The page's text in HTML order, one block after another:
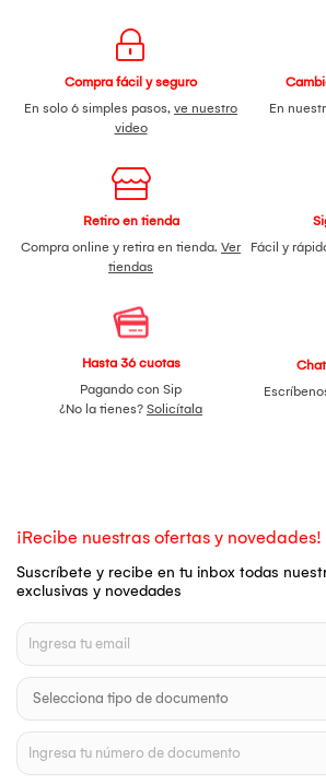
Compra fácil y seguro
En solo 6 simples pasos, ve nuestro
video
En
Retiro en tienda
Compra online y retira en tienda. Ver
tiendas
Fácil y
Hasta 36 cuotas
Pagando con Sip
¿No la tienes? Solicítala
¡Recibe nuestras ofertas y novedades!
Suscríbete y recibe en tu inbox todas
exclusivas y novedades